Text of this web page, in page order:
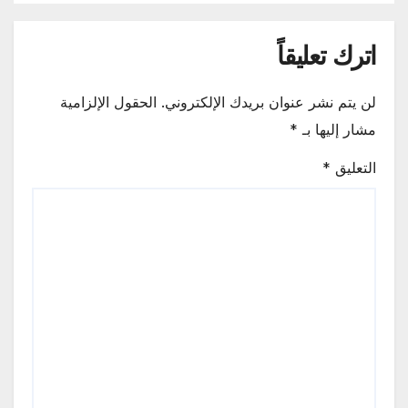
اترك تعليقاً
لن يتم نشر عنوان بريدك الإلكتروني. الحقول الإلزامية
مشار إليها بـ *
التعليق *